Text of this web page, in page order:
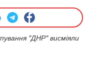
"ДНР" висміяли